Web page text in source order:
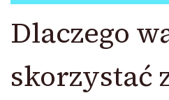
Dlaczego
skorzystać